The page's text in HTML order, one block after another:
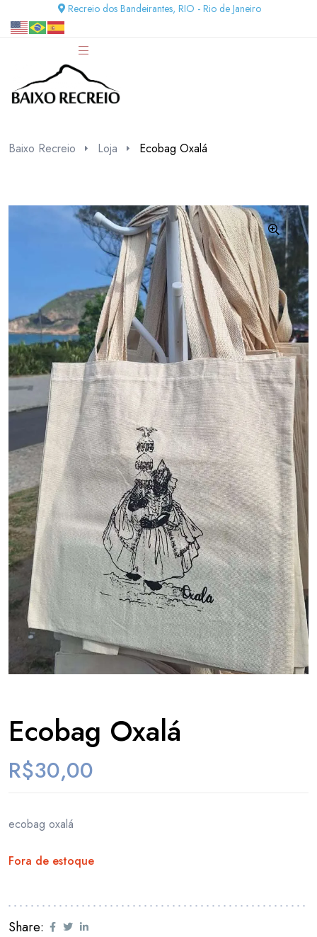
Recreio dos Bandeirantes, RIO - Rio de Janeiro
Baixo Recreio Loja Ecobag Oxalá
Ecobag Oxalá
R$30,00
ecobag oxalá
Fora de estoque
Share: